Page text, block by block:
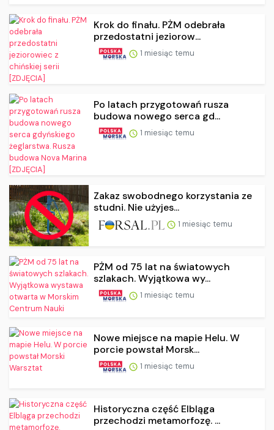
Krok do finału. PŻM odebrała
przedostatni jeziorow...
1 miesiąc temu
Po latach przygotowań rusza
budowa nowego serca gd...
1 miesiąc temu
Zakaz swobodnego korzystania ze
studni. Nie użyjes...
1 miesiąc temu
PŻM od 75 lat na światowych
szlakach. Wyjątkowa wy...
1 miesiąc temu
Nowe miejsce na mapie Helu. W
porcie powstał Morsk...
1 miesiąc temu
Historyczna część Elbląga
przechodzi metamorfozę. ...